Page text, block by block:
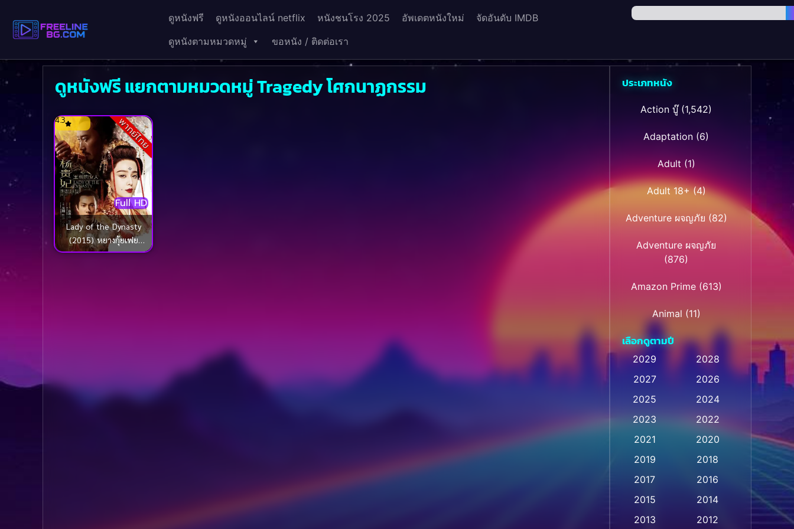
ดูหนังฟรี ดูหนังออนไลน์ netflix หนังชนโรง 2025 อัพเดตหนังใหม่
จัดอันดับ IMDB
ดูหนังตามหมวดหมู่
ขอหนัง / ติดต่อเรา
ดูหนังฟรี แยกตามหมวดหมู่ Tragedy โศกนาฏกรรม
พากย์ไทย
Full HD
4.3
Lady of the Dynasty
(2015) หยางกุ้ยเฟย
สนมเอกสะท้านแผ่นดิน
ประเภทหนัง
Action บู๊(1,542)
Adaptation (6)
Adult(1)
Adult 18+(4)
Adventure ผจญภัย (82)
Adventure ผจญภัย
(876)
Amazon Prime(613)
Animal (11)
Animation การ์ตูน (28)
Animation การ์ตูน
Animation อนิเมชั่น(1)
Animation แอนิเมชั่น(1)
Anthology (2)
เลือกดูตามปี
2029
2028
2027
2026
2025
2024
2023
2022
2021
2020
2019
2018
2017
2016
2015
2014
2013
2012